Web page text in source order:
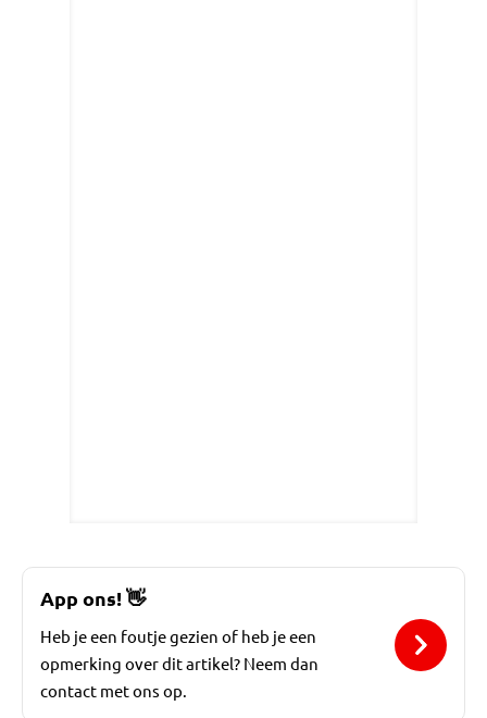
App ons!👋
Heb je een foutje gezien of heb je een
opmerking over dit artikel? Neem dan
contact met ons op.